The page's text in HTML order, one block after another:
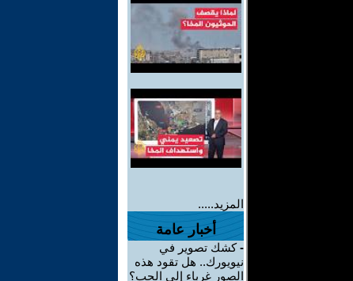
المزيد.....
أخبار عامة
-كشك تصوير في
نيويورك.. هل تقود هذه
الصور غرباء إلى الحب؟